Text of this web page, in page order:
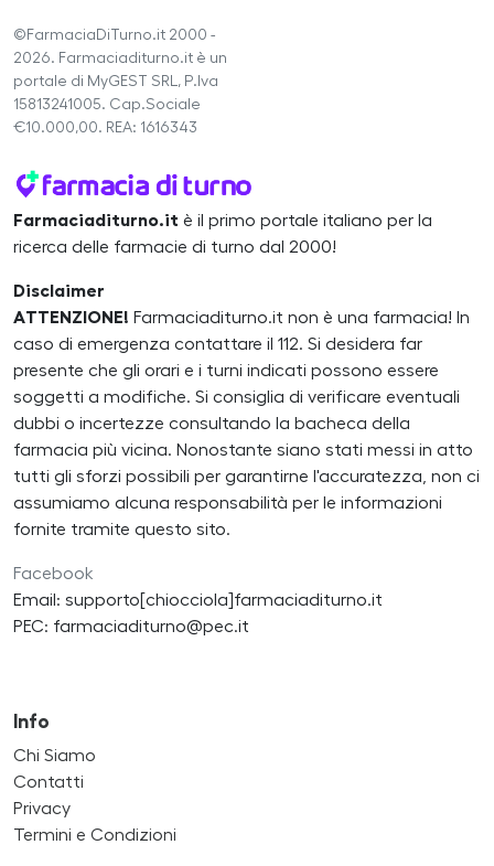
©FarmaciaDiTurno.it 2000 -
2026. Farmaciaditurno.it è un
portale di MyGEST SRL, P.Iva
15813241005. Cap.Sociale
€10.000,00. REA: 1616343
Farmaciaditurno.it è il primo portale italiano per la
ricerca delle farmacie di turno dal 2000!
Disclaimer
ATTENZIONE! Farmaciaditurno.it non è una farmacia! In
caso di emergenza contattare il 112. Si desidera far
presente che gli orari e i turni indicati possono essere
soggetti a modifiche. Si consiglia di verificare eventuali
dubbi o incertezze consultando la bacheca della
farmacia più vicina. Nonostante siano stati messi in atto
tutti gli sforzi possibili per garantirne l'accuratezza, non ci
assumiamo alcuna responsabilità per le informazioni
fornite tramite questo sito.
Facebook
Email: supporto[chiocciola]farmaciaditurno.it
PEC: farmaciaditurno@pec.it
Info
Chi Siamo
Contatti
Privacy
Termini e Condizioni